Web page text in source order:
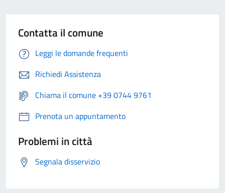
Contatta il comune
Leggi le domande frequenti
Richiedi Assistenza
Chiama il comune +39 0744 9761
Prenota un appuntamento
Problemi in città
Segnala disservizio